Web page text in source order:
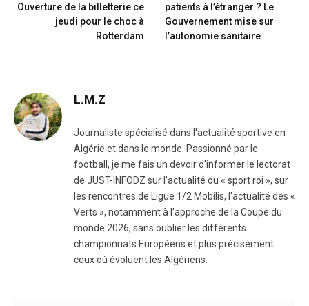
Ouverture de la billetterie ce
jeudi pour le choc à
Rotterdam
patients à l’étranger ? Le
Gouvernement mise sur
l’autonomie sanitaire
L.M.Z
Journaliste spécialisé dans l'actualité sportive en
Algérie et dans le monde. Passionné par le
football, je me fais un devoir d'informer le lectorat
de JUST-INFODZ sur l'actualité du « sport roi », sur
les rencontres de Ligue 1/2 Mobilis, l'actualité des «
Verts », notamment à l'approche de la Coupe du
monde 2026, sans oublier les différents
championnats Européens et plus précisément
ceux où évoluent les Algériens.